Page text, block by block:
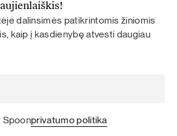
dalinsimės patikrintomis žiniomis
kaip į kasdienybę atvesti daugiau
Spoonprivatumo politika